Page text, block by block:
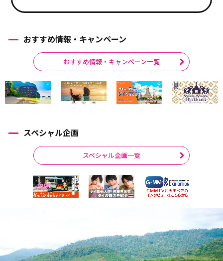
おすすめ情報・キャンペーン
おすすめ情報・キャンペーン一覧
スペシャル企画
スペシャル企画一覧